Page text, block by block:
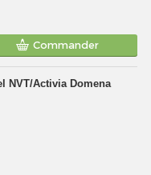
Commander
NVT/Activia Domena